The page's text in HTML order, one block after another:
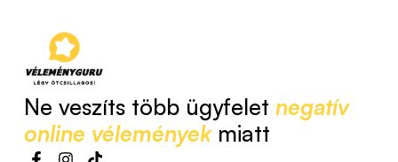
Ne veszíts több ügyfelet negatív
online véleményekmiatt